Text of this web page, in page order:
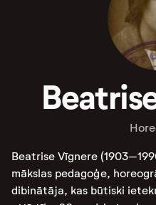
Beatrise Vīgnere
mākslas pedagoģe,
dibinātāja, kas būtiski